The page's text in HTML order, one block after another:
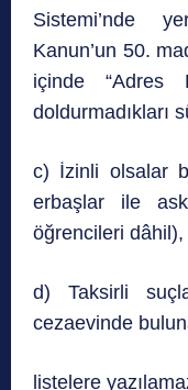
Sistemi’nde
Kanun’un 50.
içinde “Adres
doldurmadıkları
c) İzinli olsalar
erbaşlar ile
öğrencileri dâhil),
d) Taksirli
cezaevinde
listelere